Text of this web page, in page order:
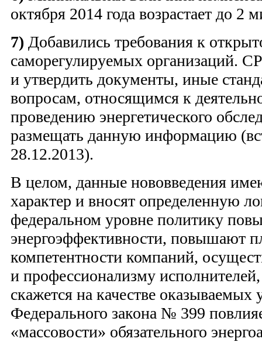
октября 2014 года возрастает до 2
7) Добавились требования к
саморегулируемых организаций.
и утвердить документы, иные
вопросам, относящимся к
проведению энергетического
размещать данную информацию
28.12.2013).
В целом, данные нововведения
характер и вносят определенную
федеральном уровне политику
энергоэффективности, повышают
компетентности компаний,
и профессионализму
скажется на качестве оказываемых
Федерального закона № 399
«массовости» обязательного